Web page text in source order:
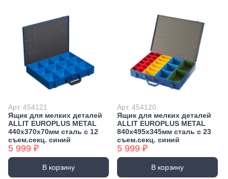
Арт. 454121
Ящик для мелких деталей
ALLIT EUROPLUS METAL
440х370х70мм сталь с 12
съем.секц. синий
5 999 ₽
В корзину
Арт. 454120
Ящик для мелких деталей
ALLIT EUROPLUS METAL
840х495х345мм сталь с 23
съем.секц. синий
5 999 ₽
В корзину